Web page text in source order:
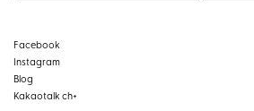
Facebook
Instagram
Blog
Kakaotalk ch+